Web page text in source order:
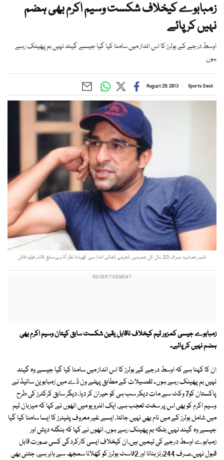
زمبابوے کیخلاف شکست وسیم اکرم بھی ہضم
نہیں کر پائے
اوسط درجے کے بولرز کا اس انداز میں سامنا کیا گیا جیسے گیند نہیں بم پھینک رہے
ہوں
Sports Desk
August 29, 2013
ناصر جمشید صرف 23 سال کی عمرمیں ڈھیلے ڈھالے انداز سے کھیلتا نظر آتا ہے،سابق قائد۔ فوٹو: فائل
زمبابوے جیسی کمزور ٹیم کیخلاف ناقابل یقین شکست سابق کپتان وسیم اکرم بھی
ہضم نہیں کر پائے۔
ان کا کہنا ہے کہ اوسط درجے کے بولرز کا اس انداز میں سامنا کیا گیا جیسے وہ گیند
نہیں بم پھینک رہے ہوں۔ تفصیلات کے مطابق پہلے ون ڈے میں زمبابوین سائیڈ نے
پاکستان کو7 وکٹ سے مات دیکر سب ہی کو حیران کر دیا، دیگر سابق کرکٹرز کی طرح
وسیم اکرم کو بھی اس پر سخت تعجب ہے، ایک انٹرویو میں انھوں نے کہا کہ میزبان ٹیم
میں شامل بولرز کے میں نام بھی نہیں جانتا، ایسے غیر معروف پلیئرز کا ایسا سامنا کیا گیا
جیسے وہ گیند نہیں بلکہ بم پھینک رہے ہوں، انھوں نے کہا کہ بنگلہ دیش اور
زمبابوے اوسط درجے کی ٹیمیں ہیں،ان کیخلاف ایسی کارکردگی کسی صورت قابل
قبول نہیں،صرف 244رنز بنانا اور 2فاسٹ بولرز کو کھلانا سمجھ سے باہر ہے، جتنی بھی